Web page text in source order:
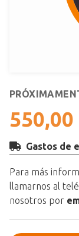
550,00
Gastos de
Para más
llamarnos al
nosotros por